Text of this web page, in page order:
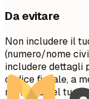
Da evitare
Non includere il
(numero/nome
includere dettagli
codice fiscale, a
richiesto nel tuo